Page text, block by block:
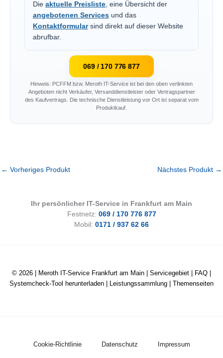
Die aktuelle Preisliste, eine Übersicht der
angebotenen Services und das
Kontaktformularsind direkt auf dieser Website
abrufbar.
069 / 170 776 877
Hinweis: PCFFM bzw. Meroth IT-Service ist bei den oben verlinkten
Angeboten nicht Verkäufer, Versanddienstleister oder Vertragspartner
des Kaufvertrags. Die technische Dienstleistung vor Ort ist separat vom
Produktkauf.
← Vorheriges Produkt Nächstes Produkt →
Ihr persönlicher IT-Service in Frankfurt am Main
Festnetz: 069 / 170 776 877
Mobil: 0171 / 937 62 66
© 2026 | Meroth IT-Service Frankfurt am Main Servicegebiet FAQ
Systemcheck-Tool herunterladen
Leistungssammlung Themenseiten
Cookie-Richtlinie Datenschutz Impressum